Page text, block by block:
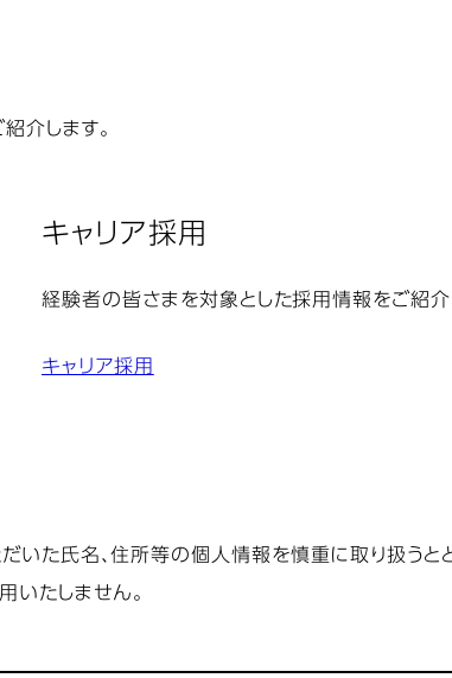
介します。
キャリア採用
経験者の皆さまを対象とした採用情報をご紹介
キャリア採用
た氏名、住所等の個人情報を慎重に取り扱うと
いたしません。